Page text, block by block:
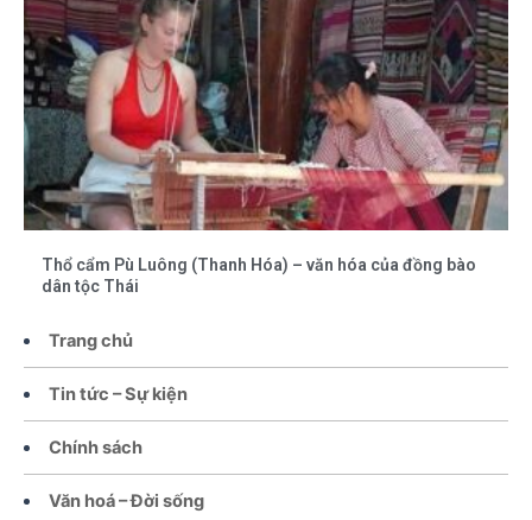
Trang chủ
Tin tức – Sự kiện
Chính sách
Văn hoá – Đời sống
Thổ cẩm Pù Luông (Thanh Hóa) – văn hóa của đồng bào
dân tộc Thái